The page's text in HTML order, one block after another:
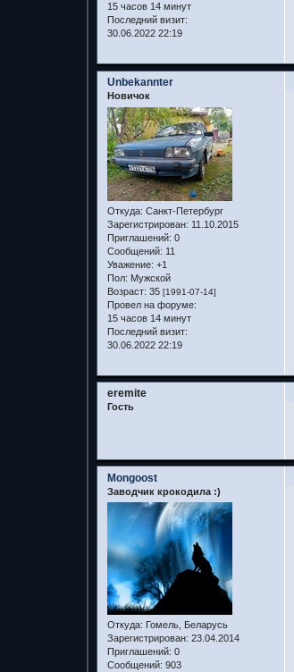
15 часов 14 минут
Последний визит:
30.06.2022 22:19
Unbekannter
Новичок
Откуда: Санкт-Петербург
Зарегистрирован: 11.10.2015
Приглашений: 0
Сообщений: 11
Уважение: +1
Пол: Мужской
Возраст: 35 [1991-07-14]
Провел на форуме:
15 часов 14 минут
Последний визит:
30.06.2022 22:19
eremite
Гость
Mongoost
Заводчик крокодила :)
Откуда: Гомель, Беларусь
Зарегистрирован: 23.04.2014
Приглашений: 0
Сообщений: 903